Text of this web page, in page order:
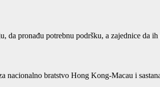
da pronađu potrebnu podršku, a zajednice da
nacionalno bratstvo Hong Kong-Macau i